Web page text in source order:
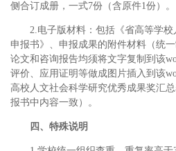
侧合订成册，一式7份（含原件1份）。
2.电子版材料：包括《省高等学
申报书》、申报成果的附件材料（统
论文和咨询报告均须将文字复制到该
评价、应用证明等做成图片插入到该
高校人文社会科学研究优秀成果奖汇
报书中内容一致）。
四、特殊说明